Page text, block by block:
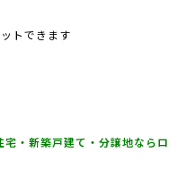
トできます
新築⼾建て・分譲地な らロ